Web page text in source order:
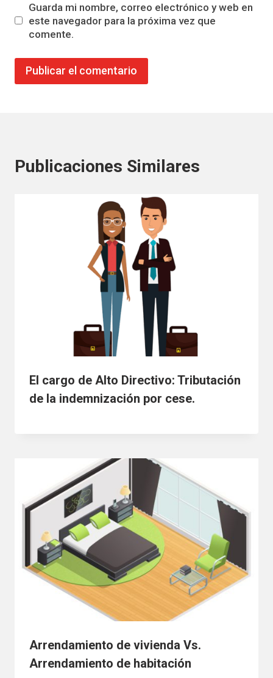
Guarda mi nombre, correo electrónico y web en
este navegador para la próxima vez que
comente.
Publicaciones Similares
El cargo de Alto Directivo: Tributación
de la indemnización por cese.
Arrendamiento de vivienda Vs.
Arrendamiento de habitación